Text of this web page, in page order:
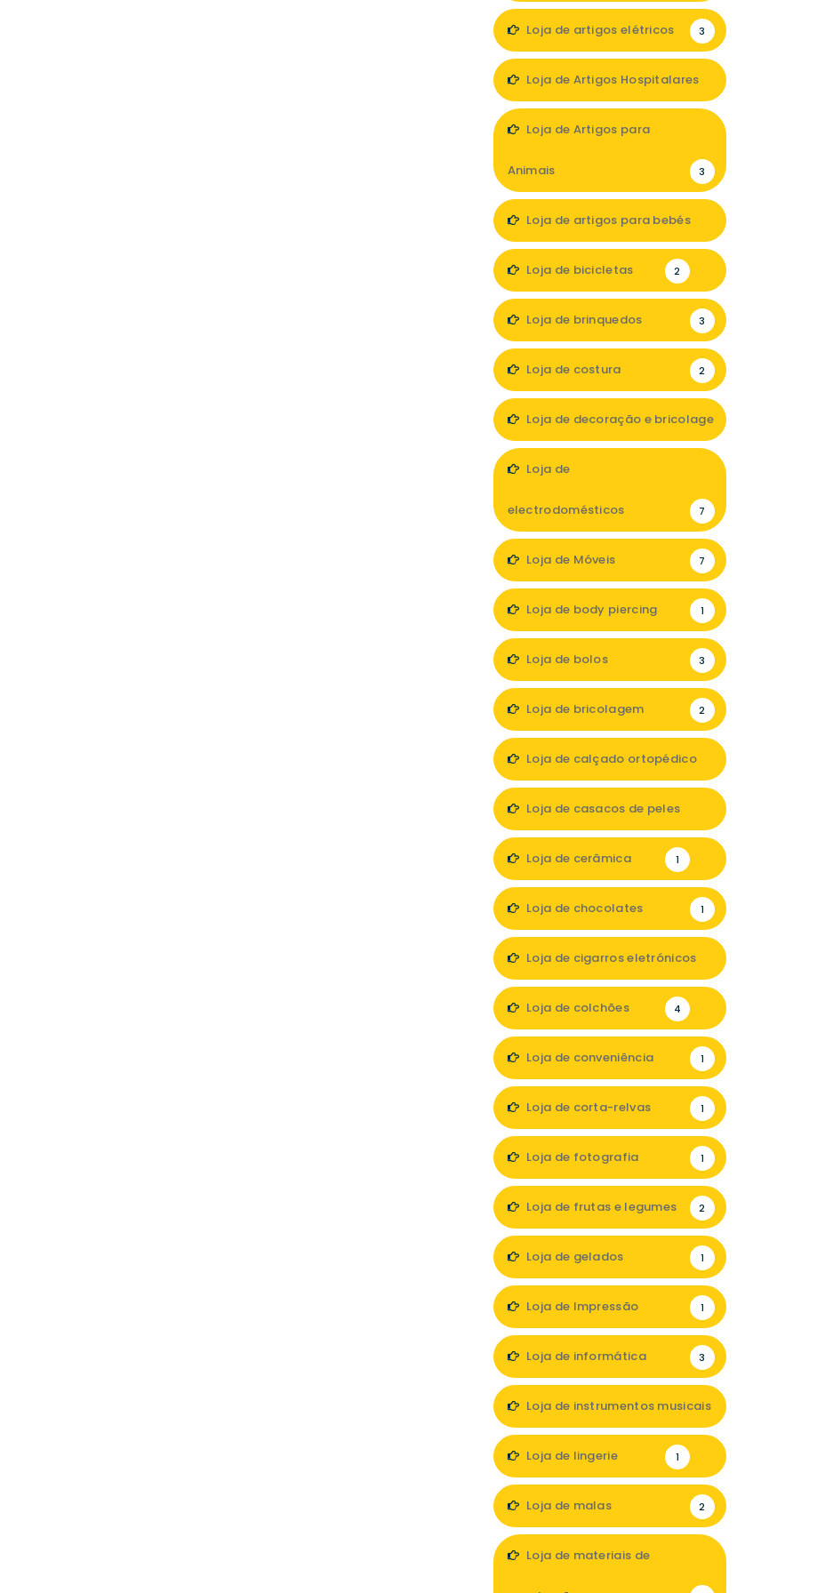
Loja de artigos elétricos 3
Loja de Artigos Hospitalares
Loja de Artigos para
Animais 3
Loja de artigos para bebés
Loja de bicicletas 2
Loja de brinquedos 3
Loja de costura 2
Loja de decoração e bricolage
Loja de
electrodomésticos 7
Loja de Móveis 7
Loja de body piercing 1
Loja de bolos 3
Loja de bricolagem 2
Loja de calçado ortopédico
Loja de casacos de peles
Loja de cerâmica 1
Loja de chocolates 1
Loja de cigarros eletrónicos
Loja de colchões 4
Loja de conveniência 1
Loja de corta-relvas 1
Loja de fotografia 1
Loja de frutas e legumes 2
Loja de gelados 1
Loja de Impressão 1
Loja de informática 3
Loja de instrumentos musicais
Loja de lingerie 1
Loja de malas 2
Loja de materiais de